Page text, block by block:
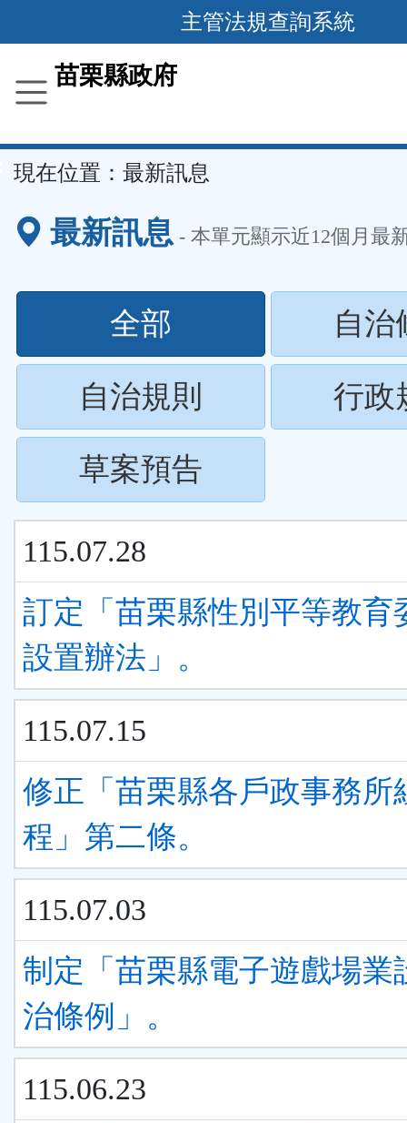
到
要
容
區
主管法規查詢系統
苗栗縣政府
現在位置： 最新訊息
最新訊息 - 本單元顯示近12個月最
全部
按
下
ENTER
查
清
自治
自治規則
按
ENTER
查
看
行政
草案預告
按
ENTER
看
單)
115.07.28
訂定「苗栗縣性別平等教育
設置辦法」。
115.07.15
修正「苗栗縣各戶政事務所
程」第二條。
115.07.03
制定「苗栗縣電子遊戲場業
治條例」。
115.06.23